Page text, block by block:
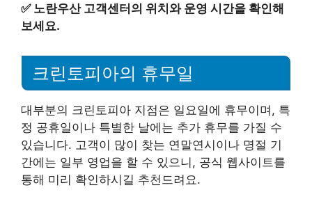
✅ 노란우산 고객센터의 위치와 운영 시간을 확인해
보세요.
크린토피아의 휴무일
대부분의 크린토피아 지점은 일요일에 휴무이며, 특
정 공휴일이나 특별한 날에는 추가 휴무를 가질 수
있습니다. 고객이 많이 찾는 연말연시이나 명절 기
간에는 일부 영업을 할 수 있으니, 공식 웹사이트를
통해 미리 확인하시길 추천드려요.